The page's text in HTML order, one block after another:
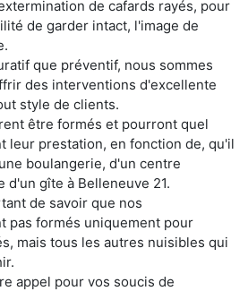
de cafards rayés, pour
de garder intact, l'image de
que préventif, nous sommes
des interventions d'excellente
style de clients.
être formés et pourront quel
leur prestation, en fonction de, qu'il
boulangerie, d'un centre
d'un gîte à Belleneuve 21.
de savoir que nos
pas formés uniquement pour
mais tous les autres nuisibles qui
appel pour vos soucis de